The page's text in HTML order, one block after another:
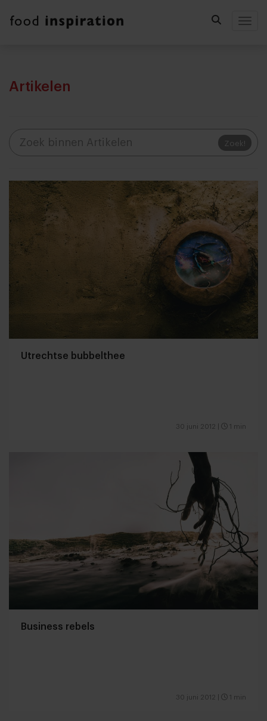
Artikelen
Zoek!
Utrechtse bubbelthee
30 juni 2012 1 min
Business rebels
30 juni 2012 1 min